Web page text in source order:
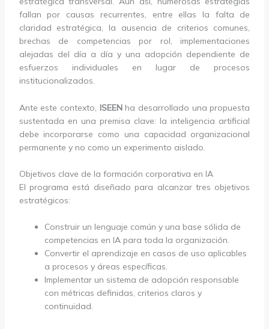
fallan por causas recurrentes, entre ellas la falta de
claridad estratégica, la ausencia de criterios comunes,
brechas de competencias por rol, implementaciones
alejadas del día a día y una adopción dependiente de
esfuerzos individuales en lugar de procesos
institucionalizados.
Ante este contexto, ISEENha desarrollado una propuesta
sustentada en una premisa clave: la inteligencia artificial
debe incorporarse como una capacidad organizacional
permanente y no como un experimento aislado.
Objetivos clave de la formación corporativa en IA
El programa está diseñado para alcanzar tres objetivos
estratégicos:
Construir un lenguaje común y una base sólida de
competencias en IA para toda la organización.
Convertir el aprendizaje en casos de uso aplicables
a procesos y áreas específicas.
Implementar un sistema de adopción responsable
con métricas definidas, criterios claros y
continuidad.